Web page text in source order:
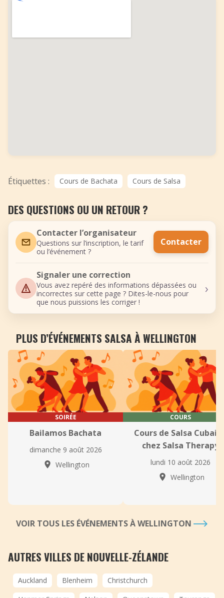
Étiquettes : Cours de Bachata Cours de Salsa
DES QUESTIONS OU UN RETOUR ?
Contacter l’organisateur
Questions sur l’inscription, le tarif
ou l’événement ?
Contacter
Signaler une correction
Vous avez repéré des informations dépassées ou
incorrectes sur cette page ? Dites-le-nous pour
que nous puissions les corriger !
›
PLUS D’ÉVÉNEMENTS SALSA À WELLINGTON
SOIRÉE
Bailamos Bachata
dimanche 9 août 2026
Wellington
COURS
Cours de Salsa
chez Salsa Therapy
lundi 10 août 2026
Wellington
VOIR TOUS LES ÉVÉNEMENTS À WELLINGTON
AUTRES VILLES DE NOUVELLE-ZÉLANDE
Auckland Blenheim
Christchurch